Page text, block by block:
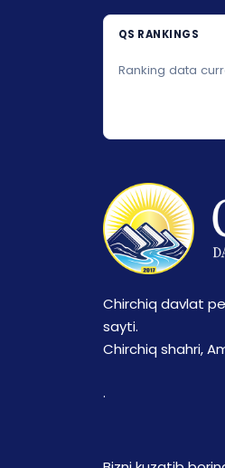
QS RANKINGS
Ranking data
Chirchiq davlat
sayti.
Chirchiq shahri,
.